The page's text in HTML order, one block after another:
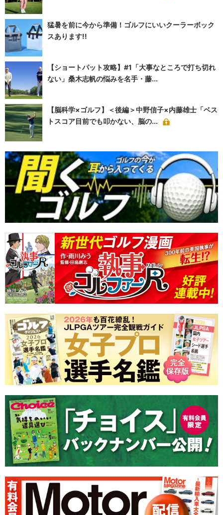
猛暑を前に今から準備！ゴルフにいいクーラーボック
スあります!!
【ショートパット攻略】#1「大事なところで打ち切れ
ない」桑木志帆の悩みを名手・藤...
【脳科学×ゴルフ】＜後編＞中野信子×内藤雄士「ベス
トスコア目前でも叩かない、脳の...